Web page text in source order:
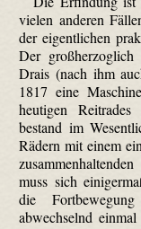
vielen anderen
der eigentlichen
Der
Drais (nach ihm
1817 eine
heutigen
bestand im
Rädern mit einem
muss sich
die
abwechselnd